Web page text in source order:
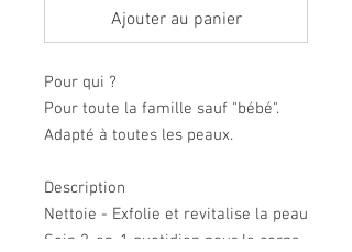
Ajouter au panier
Pour qui ?
Pour toute la famille sauf "bébé".
Adapté à toutes les peaux.
Description
Nettoie - Exfolie et revitalise la peau
Soin 3-en-1 quotidien pour le corps,